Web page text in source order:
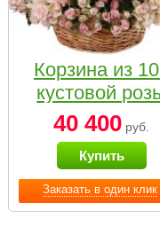
Заказать в один клик
Корзина из
кустовой
нежных тонов
40 400 руб.
Купить